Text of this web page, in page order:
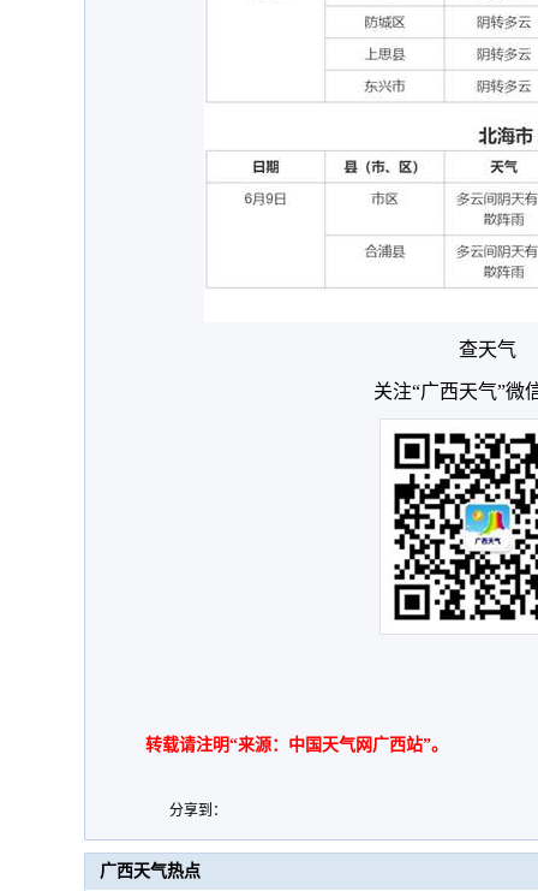
查天气
关注“广西天气”微
转载请注明“来源：中国天气网广西站”。
分享到：
广西天气热点